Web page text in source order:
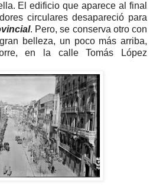
El edificio que aparece al final
circulares desapareció para
. Pero, se conserva otro con
belleza, un poco más arriba,
en la calle Tomás López